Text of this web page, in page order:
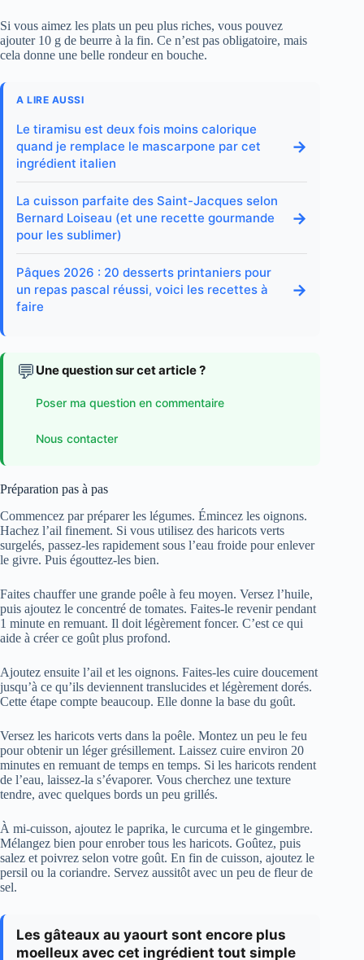
Si vous aimez les plats un peu plus riches, vous pouvez
ajouter 10 g de beurre à la fin. Ce n’est pas obligatoire, mais
cela donne une belle rondeur en bouche.
A LIRE AUSSI
Le tiramisu est deux fois moins calorique
quand je remplace le mascarpone par cet
ingrédient italien
→
La cuisson parfaite des Saint-Jacques selon
Bernard Loiseau (et une recette gourmande
pour les sublimer)
→
Pâques 2026 : 20 desserts printaniers pour
un repas pascal réussi, voici les recettes à
faire
→
💬 Une question sur cet article ?
Poser ma question en commentaire
Nous contacter
Préparation pas à pas
Commencez par préparer les légumes. Émincez les oignons.
Hachez l’ail finement. Si vous utilisez des haricots verts
surgelés, passez-les rapidement sous l’eau froide pour enlever
le givre. Puis égouttez-les bien.
Faites chauffer une grande poêle à feu moyen. Versez l’huile,
puis ajoutez le concentré de tomates. Faites-le revenir pendant
1 minute en remuant. Il doit légèrement foncer. C’est ce qui
aide à créer ce goût plus profond.
Ajoutez ensuite l’ail et les oignons. Faites-les cuire doucement
jusqu’à ce qu’ils deviennent translucides et légèrement dorés.
Cette étape compte beaucoup. Elle donne la base du goût.
Versez les haricots verts dans la poêle. Montez un peu le feu
pour obtenir un léger grésillement. Laissez cuire environ 20
minutes en remuant de temps en temps. Si les haricots rendent
de l’eau, laissez-la s’évaporer. Vous cherchez une texture
tendre, avec quelques bords un peu grillés.
À mi-cuisson, ajoutez le paprika, le curcuma et le gingembre.
Mélangez bien pour enrober tous les haricots. Goûtez, puis
salez et poivrez selon votre goût. En fin de cuisson, ajoutez le
persil ou la coriandre. Servez aussitôt avec un peu de fleur de
sel.
Les gâteaux au yaourt sont encore plus
moelleux avec cet ingrédient tout simple